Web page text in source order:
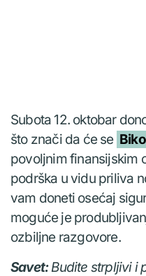
Subota 12. oktobar
što znači da će se
povoljnim finansijskim
podrška u vidu priliva
vam doneti osećaj
moguće je
ozbiljne razgovore.
Savet:Budite strpljivi i